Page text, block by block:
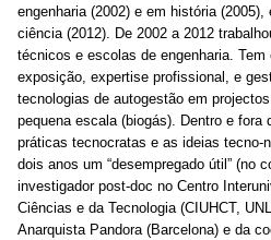
engenharia (2002) e em história
ciência (2012). De 2002 a 2012
técnicos e escolas de engenharia.
exposição, expertise profissional, e
tecnologias de autogestão em
pequena escala (biogás). Dentro e fora
práticas tecnocratas e as ideias tecno-
dois anos um “desempregado útil” (no
investigador post-doc no Centro
Ciências e da Tecnologia (CIUHCT,
Anarquista Pandora (Barcelona) e da